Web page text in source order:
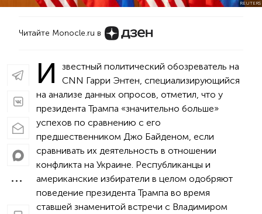
REUTERS
Читайте Monocle.ru в
И
звестный политический обозреватель на
CNN Гарри Энтен, специализирующийся
на анализе данных опросов, отметил, что у
президента Трампа «значительно больше»
успехов по сравнению с его
предшественником Джо Байденом, если
сравнивать их деятельность в отношении
конфликта на Украине. Республиканцы и
американские избиратели в целом одобряют
поведение президента Трампа во время
ставшей знаменитой встречи с Владимиром